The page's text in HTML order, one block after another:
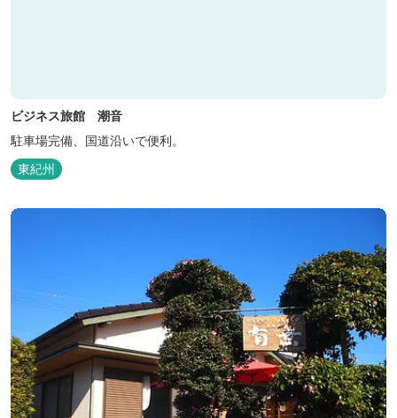
ビジネス旅館 潮音
駐車場完備、国道沿いで便利。
東紀州